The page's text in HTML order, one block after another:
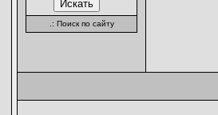
.: Поиск по сайту